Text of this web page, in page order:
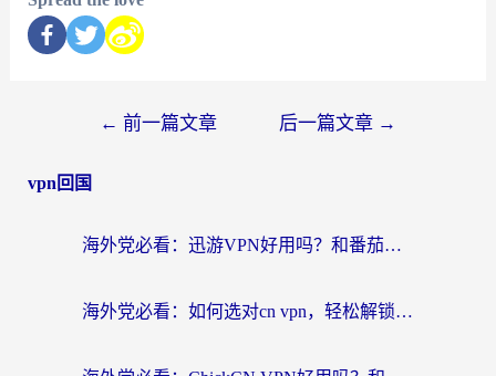
← 前一篇文章 后一篇文章 →
vpn回国
海外党必看：迅游VPN好用吗？和番茄加速器VPN对比哪个回国效果更好？
海外党必看：如何选对cn vpn，轻松解锁国内影音游戏？